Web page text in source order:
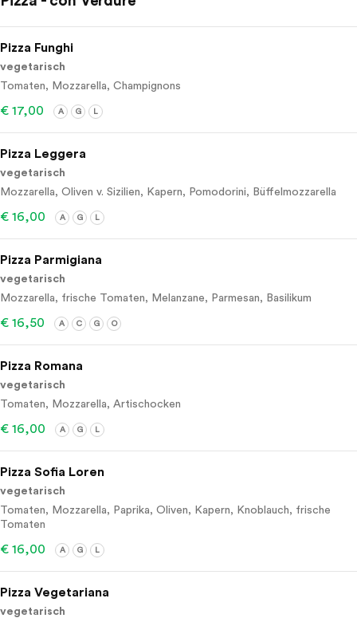
Pizza Funghi
vegetarisch
Tomaten, Mozzarella, Champignons
€ 17,00 A G L
Pizza Leggera
vegetarisch
Mozzarella, Oliven v. Sizilien, Kapern, Pomodorini, Büffelmozzarella
€ 16,00 A G L
Pizza Parmigiana
vegetarisch
Mozzarella, frische Tomaten, Melanzane, Parmesan, Basilikum
€ 16,50 A C G O
Pizza Romana
vegetarisch
Tomaten, Mozzarella, Artischocken
€ 16,00 A G L
Pizza Sofia Loren
vegetarisch
Tomaten, Mozzarella, Paprika, Oliven, Kapern, Knoblauch, frische
Tomaten
€ 16,00 A G L
Pizza Vegetariana
vegetarisch